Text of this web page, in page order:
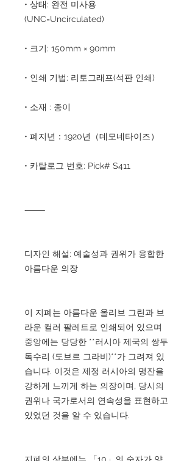
• 상태: 완전 미사용
(UNC=Uncirculated)
• 크기: 150mm × 90mm
• 인쇄 기법: 리토그래프(석판 인쇄)
• 소재 : 종이
• 폐지년：1920년（데모네타이즈）
• 카탈로그 번호: Pick# S411
⸻
디자인 해설: 예술성과 권위가 융합한
아름다운 의장
이 지폐는 아름다운 올리브 그린과 브
라운 컬러 팔레트로 인쇄되어 있으며
중앙에는 당당한 **러시아 제국의 쌍두
독수리 (도브르 그라비)**가 그려져 있
습니다. 이것은 제정 러시아의 명잔을
강하게 느끼게 하는 의장이며, 당시의
권위나 국가로서의 연속성을 표현하고
있었던 것을 알 수 있습니다.
지폐의 상부에는 「10」의 숫자가 양